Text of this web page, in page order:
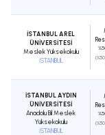
İSTANBUL AREL
ÜNİVERSİTESİ
Meslek Yüksekokulu
İSTANBUL
İSTANBUL AYDIN
ÜNİVERSİTESİ
Anadolu Bil Meslek
Yüksekokulu
İSTANBUL